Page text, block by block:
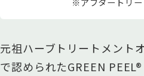
元祖ハーブトリートメント
で認められたGREEN